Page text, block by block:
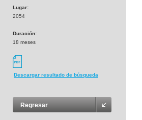
Lugar:
2054
Duración:
18 meses
Descargar resultado de búsqueda
Regresar